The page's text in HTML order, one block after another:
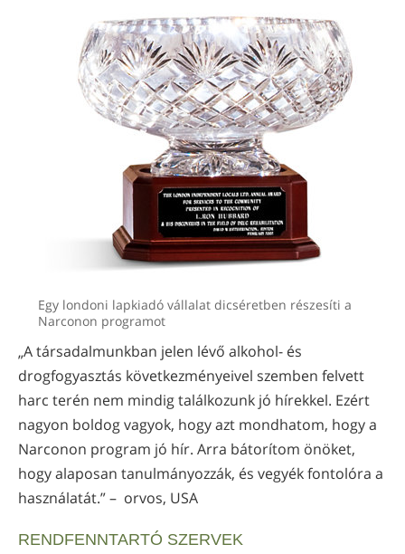
Egy londoni lapkiadó vállalat dicséretben részesíti a
Narconon programot
„A társadalmunkban jelen lévő alkohol- és
drogfogyasztás következményeivel szemben felvett
harc terén nem mindig találkozunk jó hírekkel. Ezért
nagyon boldog vagyok, hogy azt mondhatom, hogy a
Narconon program jó hír. Arra bátorítom önöket,
hogy alaposan tanulmányozzák, és vegyék fontolóra a
használatát.” – orvos, USA
RENDFENNTARTÓ SZERVEK